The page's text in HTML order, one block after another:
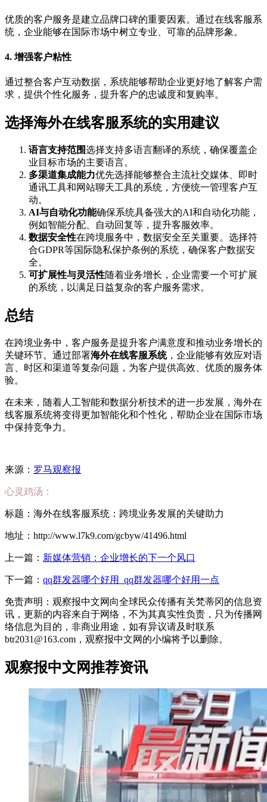
优质的客户服务是建立品牌口碑的重要因素。通过在线客服系
统，企业能够在国际市场中树立专业、可靠的品牌形象。
4. 增强客户粘性
通过整合客户互动数据，系统能够帮助企业更好地了解客户需
求，提供个性化服务，提升客户的忠诚度和复购率。
选择海外在线客服系统的实用建议
语言支持范围选择支持多语言翻译的系统，确保覆盖企
业目标市场的主要语言。
多渠道集成能力优先选择能够整合主流社交媒体、即时
通讯工具和网站聊天工具的系统，方便统一管理客户互
动。
AI与自动化功能确保系统具备强大的AI和自动化功能，
例如智能分配、自动回复等，提升客服效率。
数据安全性在跨境服务中，数据安全至关重要。选择符
合GDPR等国际隐私保护条例的系统，确保客户数据安
全。
可扩展性与灵活性随着业务增长，企业需要一个可扩展
的系统，以满足日益复杂的客户服务需求。
总结
在跨境业务中，客户服务是提升客户满意度和推动业务增长的
关键环节。通过部署海外在线客服系统，企业能够有效应对语
言、时区和渠道等复杂问题，为客户提供高效、优质的服务体
验。
在未来，随着人工智能和数据分析技术的进一步发展，海外在
线客服系统将变得更加智能化和个性化，帮助企业在国际市场
中保持竞争力。
来源： 罗马观察报
心灵鸡汤：
标题：海外在线客服系统：跨境业务发展的关键助力
地址：http://www.l7k9.com/gcbyw/41496.html
上一篇： 新媒体营销：企业增长的下一个风口
下一篇： qq群发器哪个好用_qq群发器哪个好用一点
免责声明：观察报中文网向全球民众传播有关梵蒂冈的信息资
讯，更新的内容来自于网络，不为其真实性负责，只为传播网
络信息为目的，非商业用途，如有异议请及时联系
btr2031@163.com，观察报中文网的小编将予以删除。
观察报中文网推荐资讯